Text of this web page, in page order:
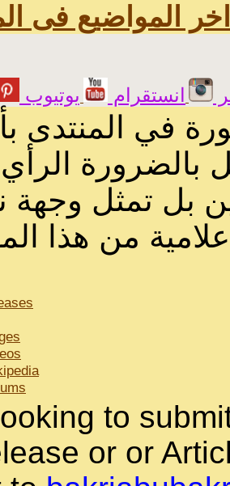
اخر المواضيع فى
انستقرام يوتيوب
في المنتدى
بالضرورة
بل تمثل وجهة
من هذا
to
or or